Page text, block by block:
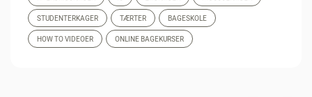
STUDENTERKAGER TÆRTER BAGESKOLE
HOW TO VIDEOER ONLINE BAGEKURSER